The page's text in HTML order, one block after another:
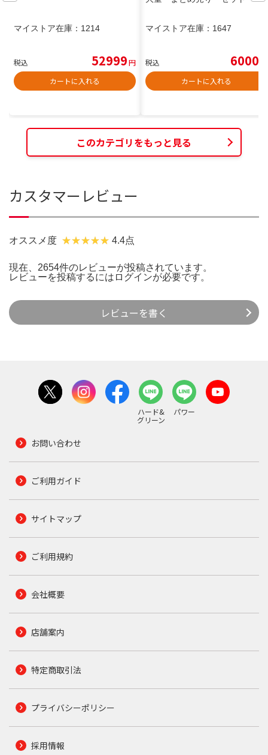
マイストア在庫： 1214
税込 52999円
カートに入れる
マイストア在庫： 1647
税込 6000
カートに入れる
このカテゴリをもっと見る
カスタマーレビュー
オススメ度 4.4点
現在、2654件のレビューが投稿されています。
レビューを投稿するには ログインが必要です。
レビューを書く
ハード&
グリーン
パワー
お問い合わせ
ご利用ガイド
サイトマップ
ご利用規約
会社概要
店舗案内
特定商取引法
プライバシーポリシー
採用情報